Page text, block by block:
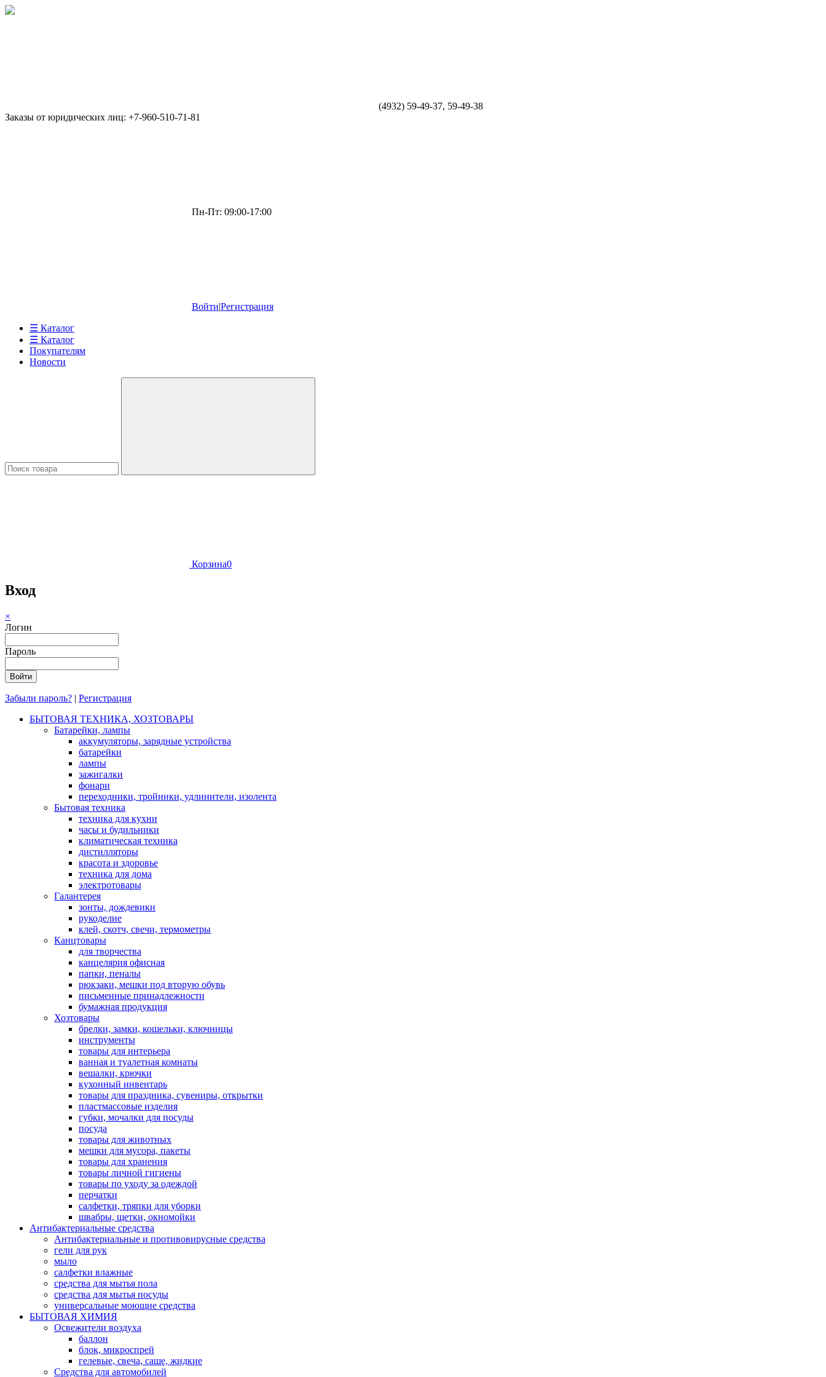
(4932) 59-49-37, 59-49-38
Заказы от юридических лиц: +7-960-510-71-81
Пн-Пт: 09:00-17:00
Войти|Регистрация
☰ Каталог
☰ Каталог
Покупателям
Новости
Корзина0
Вход
×
Логин
Пароль
Забыли пароль? | Регистрация
БЫТОВАЯ ТЕХНИКА, ХОЗТОВАРЫ
Батарейки, лампы
аккумуляторы, зарядные устройства
батарейки
лампы
зажигалки
фонари
переходники, тройники, удлинители, изолента
Бытовая техника
техника для кухни
часы и будильники
климатическая техника
дистилляторы
красота и здоровье
техника для дома
электротовары
Галантерея
зонты, дождевики
рукоделие
клей, скотч, свечи, термометры
Канцтовары
для творчества
канцелярия офисная
папки, пеналы
рюкзаки, мешки под вторую обувь
письменные принадлежности
бумажная продукция
Хозтовары
брелки, замки, кошельки, ключницы
инструменты
товары для интерьера
ванная и туалетная комнаты
вешалки, крючки
кухонный инвентарь
товары для праздника, сувениры, открытки
пластмассовые изделия
губки, мочалки для посуды
посуда
товары для животных
мешки для мусора, пакеты
товары для хранения
товары личной гигиены
товары по уходу за одеждой
перчатки
салфетки, тряпки для уборки
швабры, щетки, окномойки
Антибактериальные средства
Антибактериальные и противовирусные средства
гели для рук
мыло
салфетки влажные
средства для мытья пола
средства для мытья посуды
универсальные моющие средства
БЫТОВАЯ ХИМИЯ
Освежители воздуха
баллон
блок, микроспрей
гелевые, свеча, саше, жидкие
Средства для автомобилей